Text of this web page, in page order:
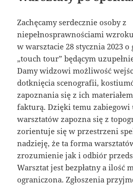
Zachęcamy serdecznie osoby z
niepełnosprawnościami
w warsztacie 28 stycznia 2023 o
„touch tour” będącym
Damy widzowi możliwość
dotknięcia scenografii,
zapoznania się z ich
fakturą. Dzięki temu zabiegowi
warsztatów zapozna się z
zorientuje się w przestrzeni
nadzieję, że ta forma
zrozumienie jak i odbiór
Warsztat jest bezpłatny a ilość
ograniczona. Zgłoszenia